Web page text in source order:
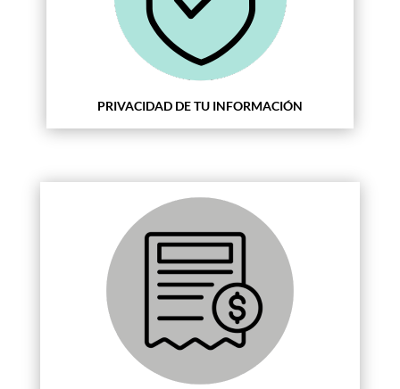
PRIVACIDAD DE TU INFORMACIÓN